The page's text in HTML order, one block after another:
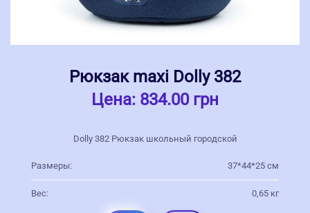
Рюкзак maxi Dolly 382
Цена: 834.00 грн
Dolly 382 Рюкзак школьный городской
Размеры: 37*44*25 см
Вес: 0,65 кг